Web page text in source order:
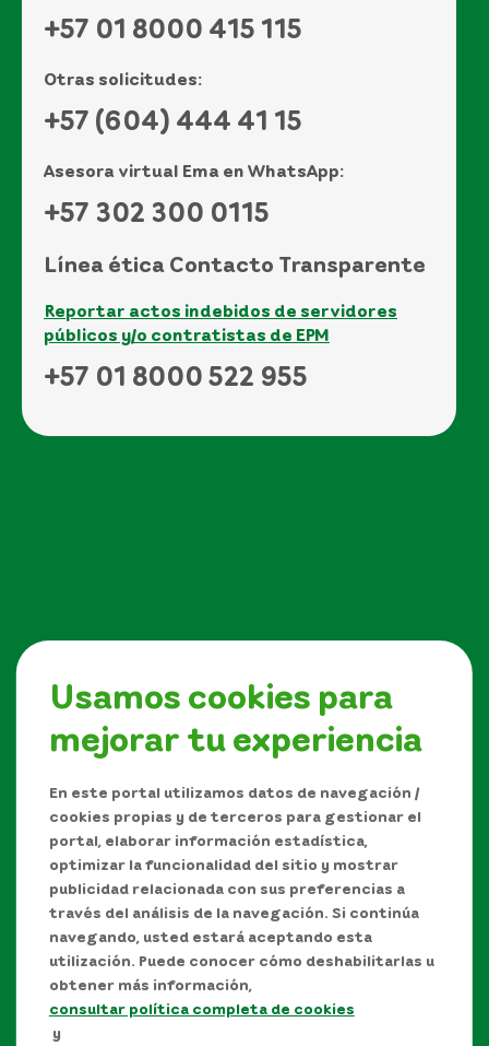
Usamos cookies para
mejorar tu experiencia
En este portal utilizamos datos de navegación /
cookies propias y de terceros para gestionar el
portal, elaborar información estadística,
optimizar la funcionalidad del sitio y mostrar
publicidad relacionada con sus preferencias a
través del análisis de la navegación. Si continúa
navegando, usted estará aceptando esta
utilización. Puede conocer cómo deshabilitarlas u
obtener más información,
consultar política completa de cookies
y
+57 01 8000 415 115
Otras solicitudes:
+57 (604) 444 41 15
Asesora virtual Ema en WhatsApp:
+57 302 300 0115
Línea ética Contacto Transparente
Reportar actos indebidos de servidores
públicos y/o contratistas de EPM
+57 01 8000 522 955
Síguenos en
Manual de Derechos de Autor y/o autorización de